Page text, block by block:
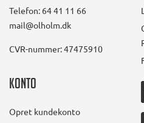
Telefon: 64 41 11 66
mail@olholm.dk
CVR-nummer: 47475910
Konto
Opret kundekonto